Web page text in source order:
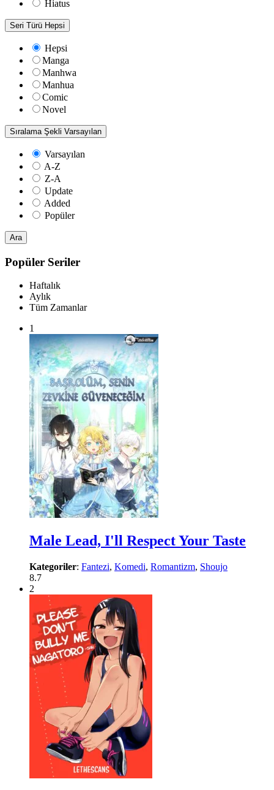
Hiatus
Seri Türü Hepsi
Hepsi
Manga
Manhwa
Manhua
Comic
Novel
Sıralama Şekli Varsayılan
Varsayılan
A-Z
Z-A
Update
Added
Popüler
Ara
Popüler Seriler
Haftalık
Aylık
Tüm Zamanlar
1
Male Lead, I'll Respect Your Taste
Kategoriler: Fantezi, Komedi, Romantizm, Shoujo
8.7
2